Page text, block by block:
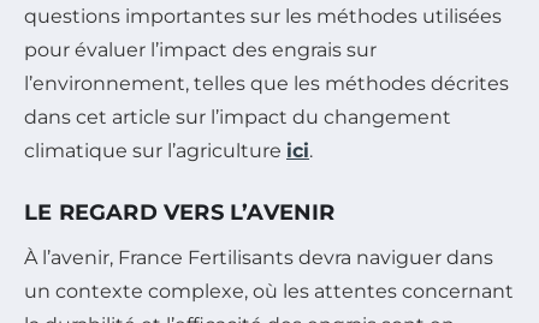
questions importantes sur les méthodes utilisées
pour évaluer l’impact des engrais sur
l’environnement, telles que les méthodes décrites
dans cet article sur l’impact du changement
climatique sur l’agriculture ici.
LE REGARD VERS L’AVENIR
À l’avenir, France Fertilisants devra naviguer dans
un contexte complexe, où les attentes concernant